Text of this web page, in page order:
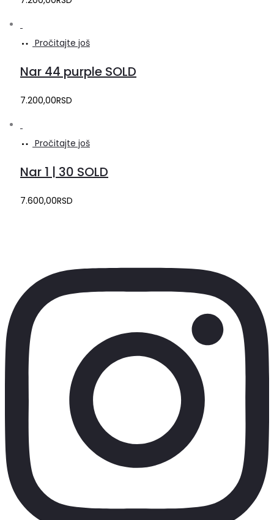
Pročitajte još
Nar 44 purple SOLD
7.200,00RSD
Pročitajte još
Nar 1 | 30 SOLD
7.600,00RSD